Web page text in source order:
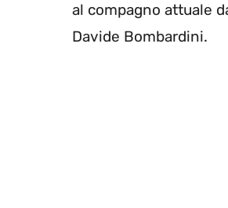
al compagno attuale
Davide Bombardini.